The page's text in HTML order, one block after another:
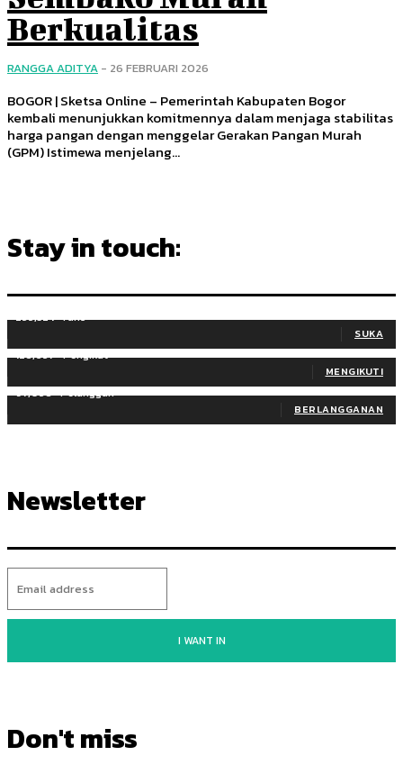
Berkualitas
RANGGA ADITYA - 26 FEBRUARI 2026
BOGOR | Sketsa Online – Pemerintah Kabupaten Bogor
kembali menunjukkan komitmennya dalam menjaga stabilitas
harga pangan dengan menggelar Gerakan Pangan Murah
(GPM) Istimewa menjelang...
Stay in touch:
255,324 Fans
SUKA
128,657 Pengikut
MENGIKUTI
97,058 Pelanggan
BERLANGGANAN
Newsletter
I WANT IN
Don't miss